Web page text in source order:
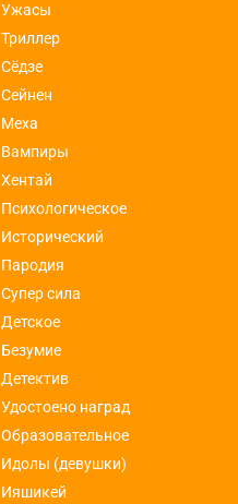
Ужасы
Триллер
Сёдзе
Сейнен
Меха
Вампиры
Хентай
Психологическое
Исторический
Пародия
Супер сила
Детское
Безумие
Детектив
Удостоено наград
Образовательное
Идолы (девушки)
Ияшикей